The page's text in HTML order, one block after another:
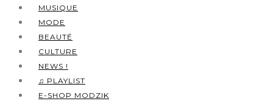
MUSIQUE
MODE
BEAUTÉ
CULTURE
NEWS !
♫ PLAYLIST
E-SHOP MODZIK